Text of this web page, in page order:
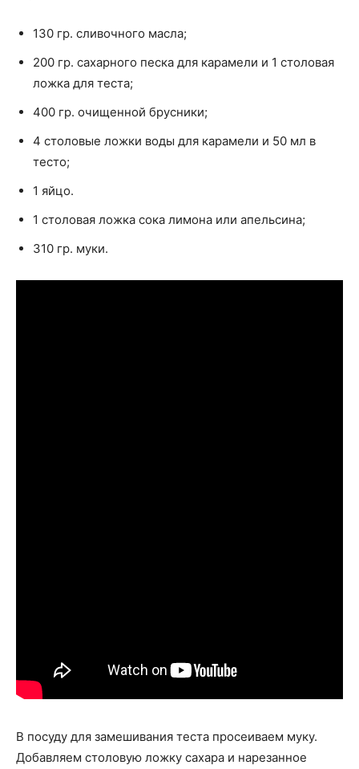
130 гр. сливочного масла;
200 гр. сахарного песка для карамели и 1 столовая
ложка для теста;
400 гр. очищенной брусники;
4 столовые ложки воды для карамели и 50 мл в
тесто;
1 яйцо.
1 столовая ложка сока лимона или апельсина;
310 гр. муки.
В посуду для замешивания теста просеиваем муку.
Добавляем столовую ложку сахара и нарезанное